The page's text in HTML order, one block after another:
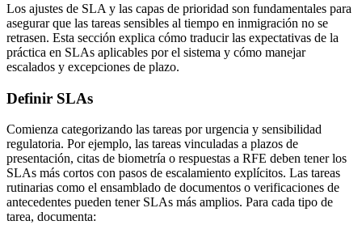
Los ajustes de SLA y las capas de prioridad son fundamentales para
asegurar que las tareas sensibles al tiempo en inmigración no se
retrasen. Esta sección explica cómo traducir las expectativas de la
práctica en SLAs aplicables por el sistema y cómo manejar
escalados y excepciones de plazo.
Definir SLAs
Comienza categorizando las tareas por urgencia y sensibilidad
regulatoria. Por ejemplo, las tareas vinculadas a plazos de
presentación, citas de biometría o respuestas a RFE deben tener los
SLAs más cortos con pasos de escalamiento explícitos. Las tareas
rutinarias como el ensamblado de documentos o verificaciones de
antecedentes pueden tener SLAs más amplios. Para cada tipo de
tarea, documenta: